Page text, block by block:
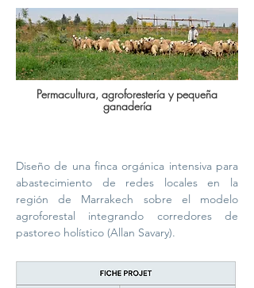
Permacultura, agroforestería y pequeña
ganadería
Diseño de una finca orgánica intensiva para
abastecimiento de redes locales en la
región de Marrakech sobre el modelo
agroforestal integrando corredores de
pastoreo holístico (Allan Savary).